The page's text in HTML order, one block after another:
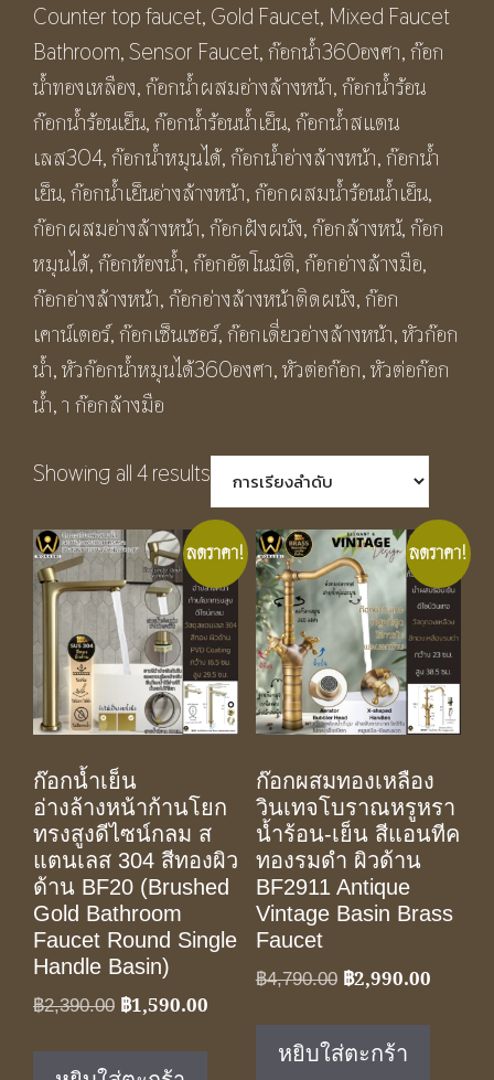
Counter top faucet, Gold Faucet, Mixed Faucet
Bathroom, Sensor Faucet, ก๊อกน้ำ360องศา, ก๊อก
น้ำทองเหลือง, ก๊อกน้ำผสมอ่างล้างหน้า, ก๊อกน้ำร้อน
ก๊อกน้ำร้อนเย็น, ก๊อกน้ำร้อนน้ำเย็น, ก๊อกน้ำสแตน
เลส304, ก๊อกน้ำหมุนได้, ก๊อกน้ำอ่างล้างหน้า, ก๊อกน้ำ
เย็น, ก๊อกน้ำเย็นอ่างล้างหน้า, ก๊อกผสมน้ำร้อนน้ำเย็น,
ก๊อกผสมอ่างล้างหน้า, ก๊อกฝังผนัง, ก๊อกล้างหน้, ก๊อก
หมุนได้, ก๊อกห้องน้ำ, ก๊อกอัตโนมัติ, ก๊อกอ่างล้างมือ,
ก๊อกอ่างล้างหน้า, ก๊อกอ่างล้างหน้าติดผนัง, ก๊อก
เคาน์เตอร์, ก๊อกเซ็นเซอร์, ก๊อกเดี่ยวอ่างล้างหน้า, หัวก๊อก
น้ำ, หัวก๊อกน้ำหมุนได้360องศา, หัวต่อก๊อก, หัวต่อก๊อก
น้ำ, า ก๊อกล้างมือ
Showing all 4 results
ลดราคา!
ก๊อกน้ำเย็น
อ่างล้างหน้าก้านโยก
ทรงสูงดีไซน์กลม ส
แตนเลส 304 สีทองผิว
ด้าน BF20 (Brushed
Gold Bathroom
Faucet Round Single
Handle Basin)
฿2,390.00 Original
฿1,590.00
ลดราคา!
ก๊อกผสมทองเหลือง
วินเทจโบราณหรูหรา
น้ำร้อน-เย็น สีแอนทีค
ทองรมดำ ผิวด้าน
BF2911 Antique
Vintage Basin Brass
Faucet
฿4,790.00 Original
฿4,790.00.
฿2,990.00Current
หยิบใส่ตะกร้า